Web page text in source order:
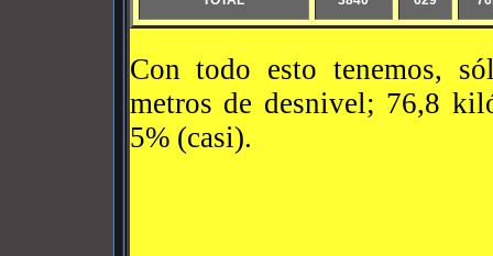
Con todo esto tenemos,
metros de desnivel; 76,8
5% (casi).